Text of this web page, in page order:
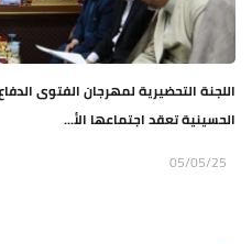
اللجنة التحضيرية لمهرجان الفتوى
الحسينية تعقد اجتماعها الأ...
05/05/25